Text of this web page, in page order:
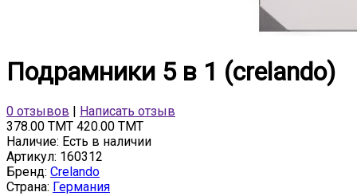
Подрамники 5 в 1 (crelando)
0 отзывов
Написать отзыв
378.00 TMT 420.00 TMT
Наличие: Есть в наличии
Артикул: 160312
Бренд: Crelando
Страна: Германия